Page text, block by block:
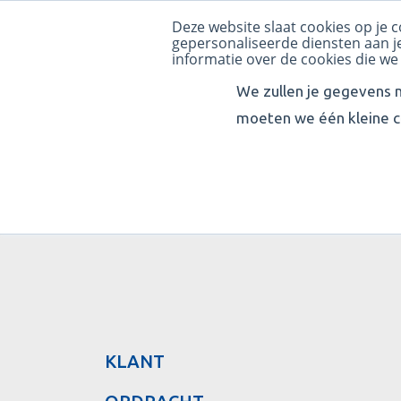
Deze website slaat cookies op je
gepersonaliseerde diensten aan
informatie over de cookies die
We zullen je gegevens
moeten we één kleine
HOME
KLANT